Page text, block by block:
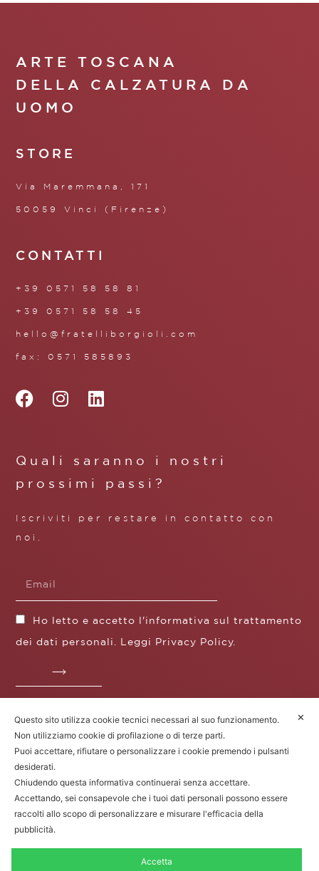
ARTE TOSCANA
DELLA CALZATURA DA
UOMO
STORE
Via Maremmana, 171
50059 Vinci (Firenze)
CONTATTI
+39 0571 58 58 81
+39 0571 58 58 45
hello@fratelliborgioli.com
fax: 0571 585893
Quali saranno i nostri
prossimi passi?
Iscriviti per restare in contatto con
noi.
Ho letto e accetto l'informativa sul trattamento
dei dati personali. Leggi Privacy Policy
Operazione / progetto co-finanziato dal POS FESR
Toscana 2014-2020
Fratelli Borgioli Srl – Via
✕
Questo sito utilizza cookie tecnici necessari al suo funzionamento.
Non utilizziamo cookie di profilazione o di terze parti.
Puoi accettare, rifiutare o personalizzare i cookie premendo i pulsanti
desiderati.
Chiudendo questa informativa continuerai senza accettare.
Accettando, sei consapevole che i tuoi dati personali possono essere
raccolti allo scopo di personalizzare e misurare l'efficacia della
pubblicità.
Accetta